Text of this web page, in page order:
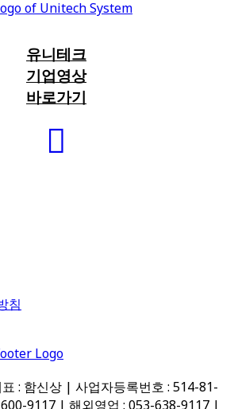
유니테크
기업영상
바로가기
침
: 함신상 | 사업자등록번호 : 514-81-
9117 | 해외영업 : 053-638-9117 |